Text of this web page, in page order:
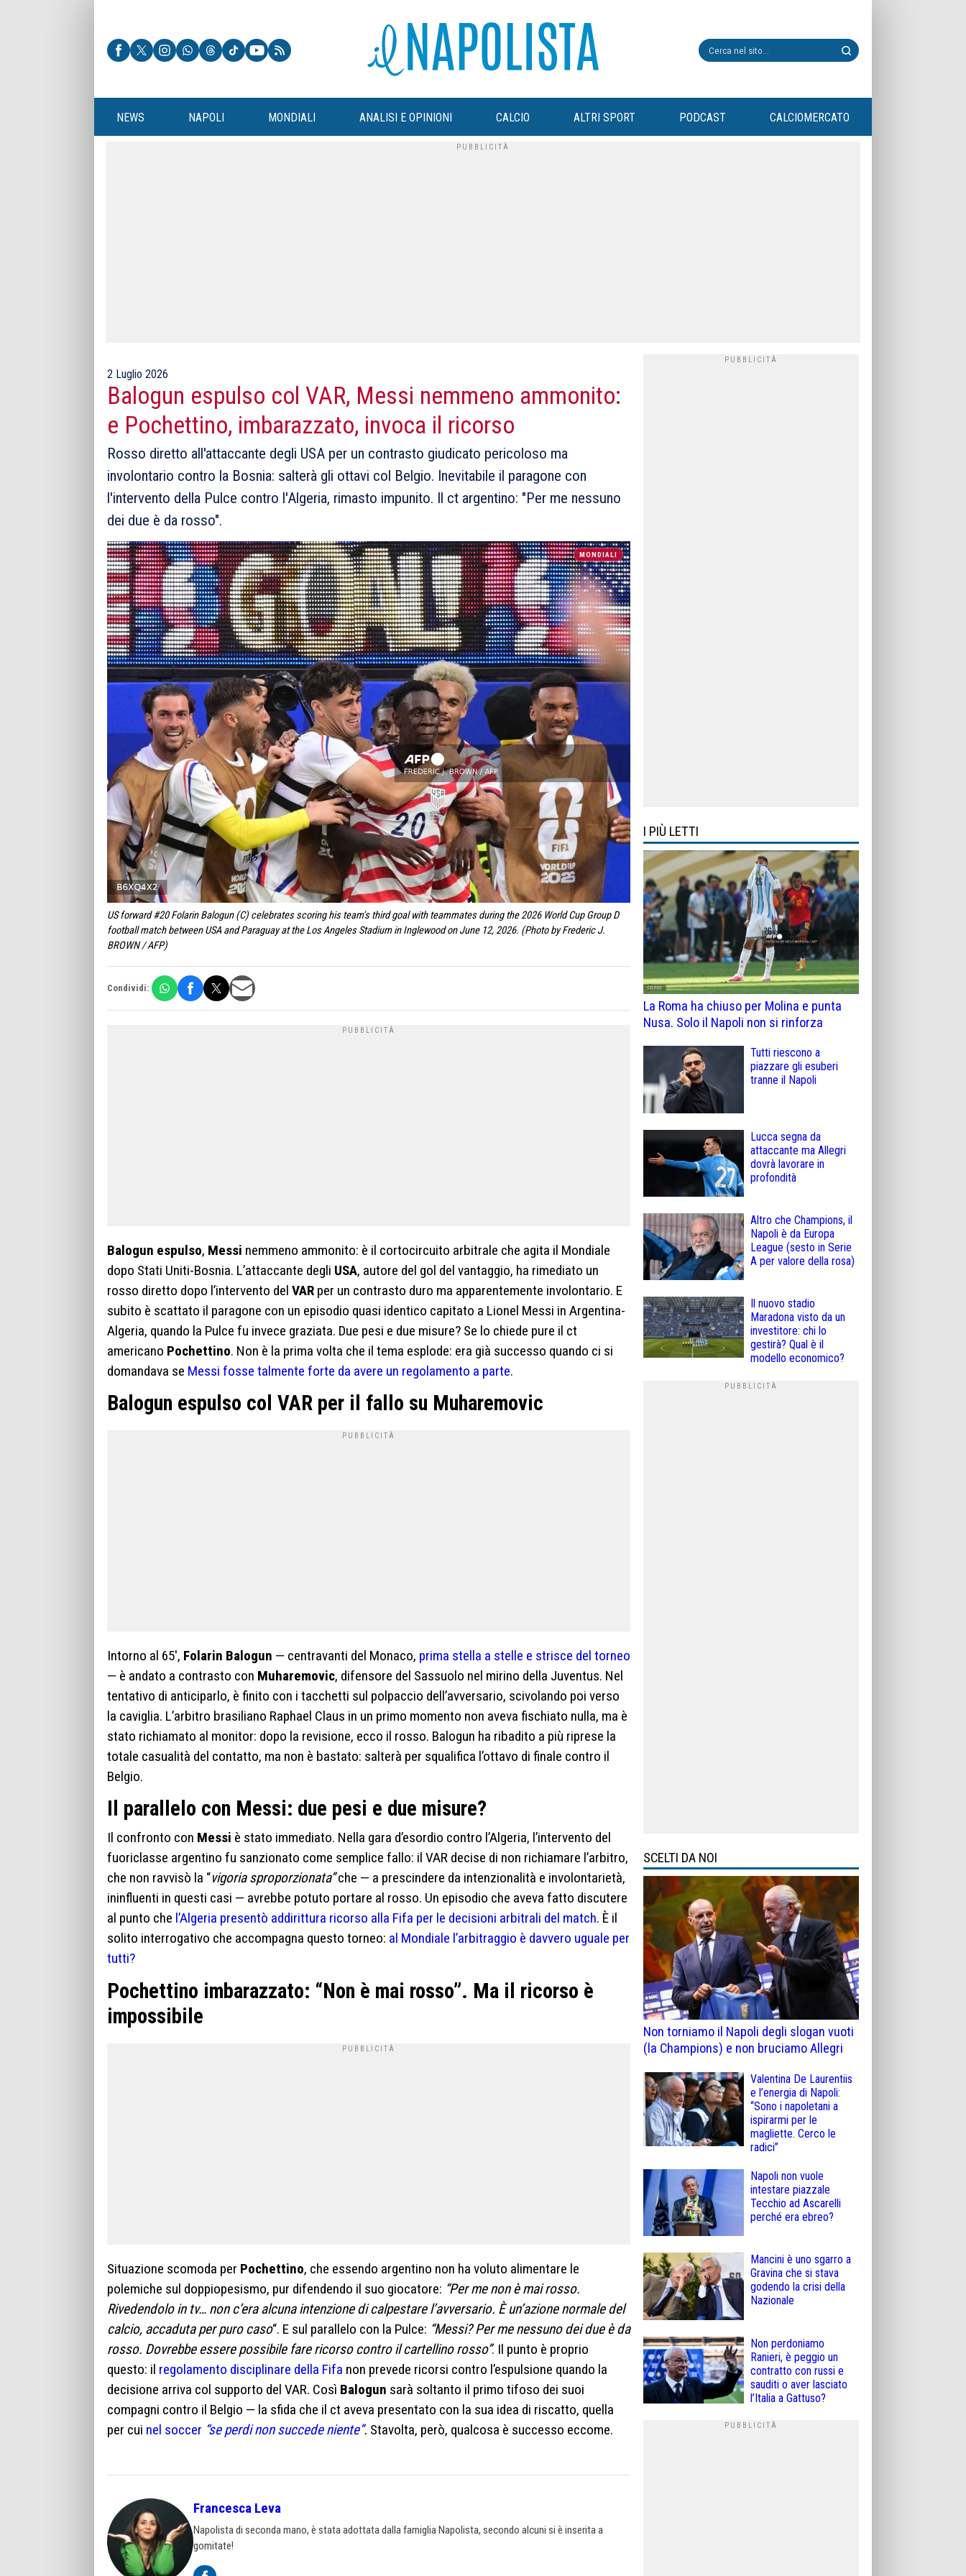
NEWS NAPOLI MONDIALI ANALISI E OPINIONI CALCIO ALTRI SPORT PODCAST CALCIOMERCATO
2 Luglio 2026
Balogun espulso col VAR, Messi nemmeno ammonito:
e Pochettino, imbarazzato, invoca il ricorso
Rosso diretto all'attaccante degli USA per un contrasto giudicato pericoloso ma
involontario contro la Bosnia: salterà gli ottavi col Belgio. Inevitabile il paragone con
l'intervento della Pulce contro l'Algeria, rimasto impunito. Il ct argentino: "Per me nessuno
dei due è da rosso".
MONDIALI
US forward #20 Folarin Balogun (C) celebrates scoring his team's third goal with teammates during the 2026 World Cup Group D
football match between USA and Paraguay at the Los Angeles Stadium in Inglewood on June 12, 2026. (Photo by Frederic J.
BROWN / AFP)
Condividi:
Balogun espulso, Messi nemmeno ammonito: è il cortocircuito arbitrale che agita il Mondiale
dopo Stati Uniti-Bosnia. L’attaccante degli USA, autore del gol del vantaggio, ha rimediato un
rosso diretto dopo l’intervento del VAR per un contrasto duro ma apparentemente involontario. E
subito è scattato il paragone con un episodio quasi identico capitato a Lionel Messi in Argentina-
Algeria, quando la Pulce fu invece graziata. Due pesi e due misure? Se lo chiede pure il ct
americano Pochettino. Non è la prima volta che il tema esplode: era già successo quando ci si
domandava se Messi fosse talmente forte da avere un regolamento a parte.
Balogun espulso col VAR per il fallo su Muharemovic
Intorno al 65′, Folarin Balogun — centravanti del Monaco, prima stella a stelle e strisce del torneo
— è andato a contrasto con Muharemovic, difensore del Sassuolo nel mirino della Juventus. Nel
tentativo di anticiparlo, è finito con i tacchetti sul polpaccio dell’avversario, scivolando poi verso
la caviglia. L’arbitro brasiliano Raphael Claus in un primo momento non aveva fischiato nulla, ma è
stato richiamato al monitor: dopo la revisione, ecco il rosso. Balogun ha ribadito a più riprese la
totale casualità del contatto, ma non è bastato: salterà per squalifica l’ottavo di finale contro il
Belgio.
Il parallelo con Messi: due pesi e due misure?
Il confronto con Messi è stato immediato. Nella gara d’esordio contro l’Algeria, l’intervento del
fuoriclasse argentino fu sanzionato come semplice fallo: il VAR decise di non richiamare l’arbitro,
che non ravvisò la “vigoria sproporzionata”che — a prescindere da intenzionalità e involontarietà,
ininfluenti in questi casi — avrebbe potuto portare al rosso. Un episodio che aveva fatto discutere
al punto che l’Algeria presentò addirittura ricorso alla Fifa per le decisioni arbitrali del match. È il
solito interrogativo che accompagna questo torneo: al Mondiale l’arbitraggio è davvero uguale per
tutti?
Pochettino imbarazzato: “Non è mai rosso”. Ma il ricorso è
impossibile
Situazione scomoda per Pochettino, che essendo argentino non ha voluto alimentare le
polemiche sul doppiopesismo, pur difendendo il suo giocatore: “Per me non è mai rosso.
Rivedendolo in tv… non c’era alcuna intenzione di calpestare l’avversario. È un’azione normale del
calcio, accaduta per puro caso“. E sul parallelo con la Pulce: “Messi? Per me nessuno dei due è da
rosso. Dovrebbe essere possibile fare ricorso contro il cartellino rosso”. Il punto è proprio
questo: il regolamento disciplinare della Fifa non prevede ricorsi contro l’espulsione quando la
decisione arriva col supporto del VAR. Così Balogun sarà soltanto il primo tifoso dei suoi
compagni contro il Belgio — la sfida che il ct aveva presentato con la sua idea di riscatto, quella
per cui nel soccer “se perdi non succede niente”. Stavolta, però, qualcosa è successo eccome.
Francesca Leva
Napolista di seconda mano, è stata adottata dalla famiglia Napolista, secondo alcuni si è inserita a
gomitate!
I PIÙ LETTI
La Roma ha chiuso per Molina e punta
Nusa. Solo il Napoli non si rinforza
Tutti riescono a
piazzare gli esuberi
tranne il Napoli
Lucca segna da
attaccante ma Allegri
dovrà lavorare in
profondità
Altro che Champions, il
Napoli è da Europa
League (sesto in Serie
A per valore della rosa)
Il nuovo stadio
Maradona visto da un
investitore: chi lo
gestirà? Qual è il
modello economico?
SCELTI DA NOI
Non torniamo il Napoli degli slogan vuoti
(la Champions) e non bruciamo Allegri
Valentina De Laurentiis
e l’energia di Napoli:
“Sono i napoletani a
ispirarmi per le
magliette. Cerco le
radici”
Napoli non vuole
intestare piazzale
Tecchio ad Ascarelli
perché era ebreo?
Mancini è uno sgarro a
Gravina che si stava
godendo la crisi della
Nazionale
Non perdoniamo
Ranieri, è peggio un
contratto con russi e
sauditi o aver lasciato
l’Italia a Gattuso?